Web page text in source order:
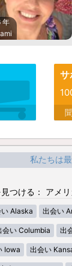
年
サ
私たちは
つける： アメリ
Alaska 出会い
会い Columbia 出
Iowa 出会い